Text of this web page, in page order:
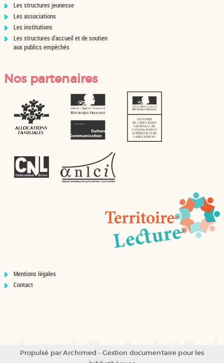
Les structures jeunesse
Les associations
Les institutions
Les structures d'accueil et de soutien
aux publics empêchés
Nos partenaires
Mentions légales
Contact
Propulsé parArchimed - Gestion documentaire pour les